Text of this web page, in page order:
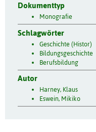
Dokumenttyp
Monografie
Schlagwörter
Geschichte (Histor)
Bildungsgeschichte
Berufsbildung
Autor
Harney, Klaus
Eswein, Mikiko